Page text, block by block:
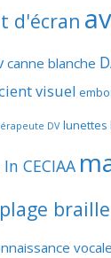
d'écran
canne blanche
visuel
DV lunettes
CECIAA
plage braille
vocale